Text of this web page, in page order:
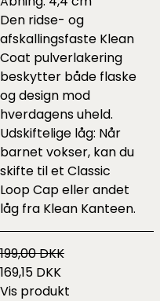
Den ridse- og
afskallingsfaste Klean
Coat pulverlakering
beskytter både flaske
og design mod
hverdagens uheld.
Udskiftelige låg: Når
barnet vokser, kan du
skifte til et Classic
Loop Cap eller andet
låg fra Klean Kanteen.
199,00 DKK
169,15 DKK
Vis produkt